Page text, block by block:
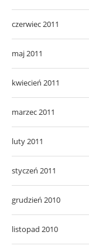
czerwiec 2011
maj 2011
kwiecień 2011
marzec 2011
luty 2011
styczeń 2011
grudzień 2010
listopad 2010